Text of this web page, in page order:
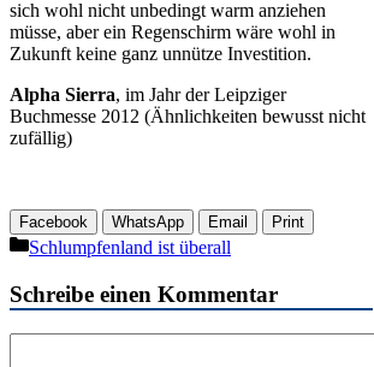
sich wohl nicht unbedingt warm anziehen
müsse, aber ein Regenschirm wäre wohl in
Zukunft keine ganz unnütze Investition.
Alpha Sierra, im Jahr der Leipziger
Buchmesse 2012 (Ähnlichkeiten bewusst nicht
zufällig)
Facebook WhatsApp Email Print
Kategorien
Schlumpfenland ist überall
Schreibe einen Kommentar